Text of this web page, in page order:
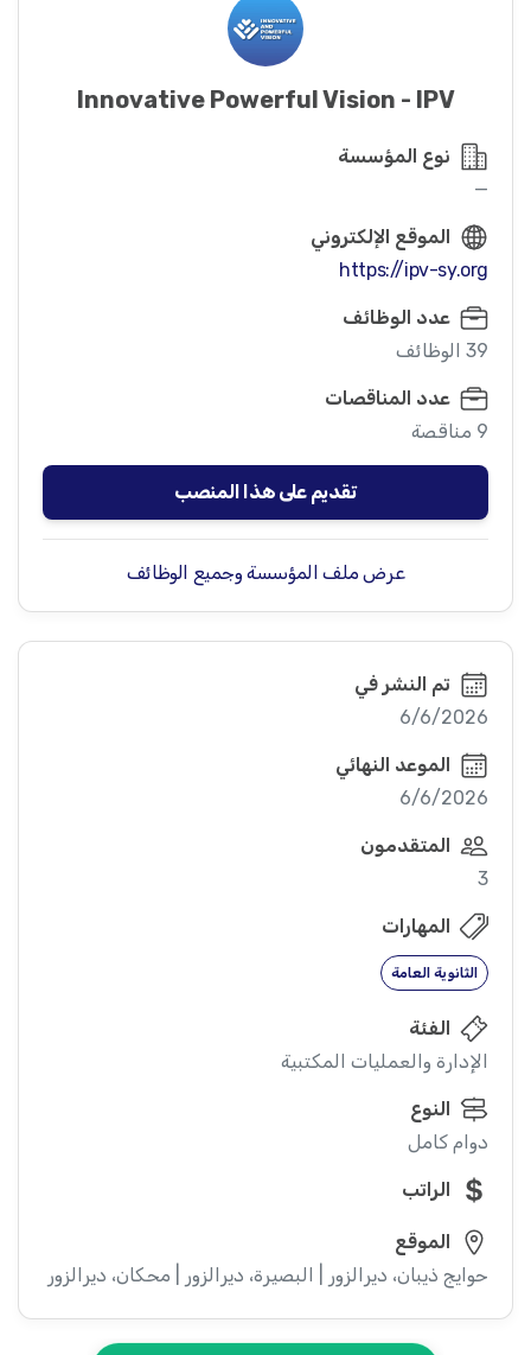
Innovative Powerful Vision - IPV
نوع المؤسسة
—
الموقع الإلكتروني
https://ipv-sy.org
عدد الوظائف
39 الوظائف
عدد المناقصات
9 مناقصة
تقديم على هذا المنصب
عرض ملف المؤسسة وجميع الوظائف
تم النشر في
6/6/2026
الموعد النهائي
6/6/2026
المتقدمون
3
المهارات
الثانوية العامة
الفئة
الإدارة والعمليات المكتبية
النوع
دوام كامل
الراتب
الموقع
حوايج ذيبان، ديرالزور | البصيرة، ديرالزور | محكان، ديرالزور |